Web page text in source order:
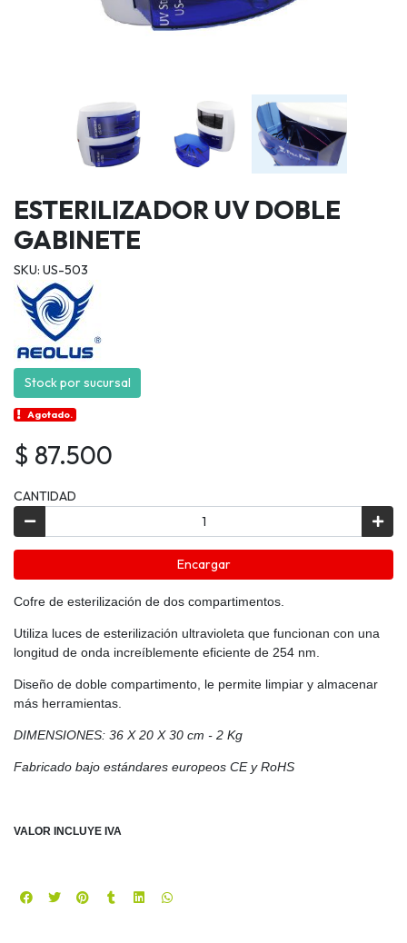
ESTERILIZADOR UV DOBLE
GABINETE
SKU: US-503
Stock por sucursal
Agotado.
$ 87.500
CANTIDAD
Encargar
Cofre de esterilización de dos compartimentos.
Utiliza luces de esterilización ultravioleta que funcionan con una
longitud de onda increíblemente eficiente de 254 nm.
Diseño de doble compartimento, le permite limpiar y almacenar
más herramientas.
DIMENSIONES: 36 X 20 X 30 cm - 2 Kg
Fabricado bajo estándares europeos CE y RoHS
VALOR INCLUYE IVA